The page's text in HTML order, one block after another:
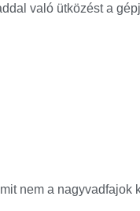
való ütközést a
nem a